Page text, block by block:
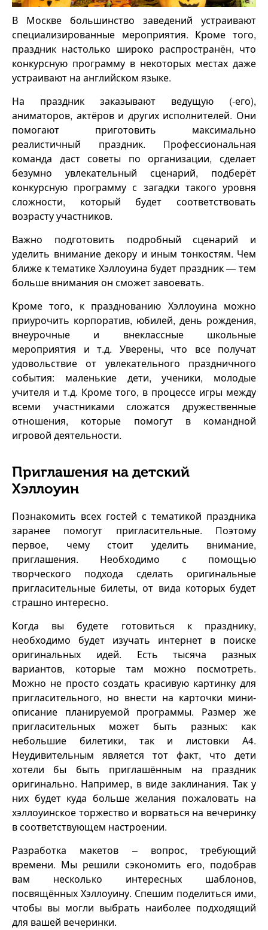
В Москве большинство заведений устраивают
специализированные мероприятия. Кроме того,
праздник настолько широко распространён, что
конкурсную программу в некоторых местах даже
устраивают на английском языке.
На праздник заказывают ведущую (-его),
аниматоров, актёров и других исполнителей. Они
помогают приготовить максимально
реалистичный праздник. Профессиональная
команда даст советы по организации, сделает
безумно увлекательный сценарий, подберёт
конкурсную программу с загадки такого уровня
сложности, который будет соответствовать
возрасту участников.
Важно подготовить подробный сценарий и
уделить внимание декору и иным тонкостям. Чем
ближе к тематике Хэллоуина будет праздник — тем
больше внимания он сможет завоевать.
Кроме того, к празднованию Хэллоуина можно
приурочить корпоратив, юбилей, день рождения,
внеурочные и внеклассные школьные
мероприятия и т.д. Уверены, что все получат
удовольствие от увлекательного праздничного
события: маленькие дети, ученики, молодые
учителя и т.д. Кроме того, в процессе игры между
всеми участниками сложатся дружественные
отношения, которые помогут в командной
игровой деятельности.
Приглашения на детский
Хэллоуин
Познакомить всех гостей с тематикой праздника
заранее помогут пригласительные. Поэтому
первое, чему стоит уделить внимание,
приглашения. Необходимо с помощью
творческого подхода сделать оригинальные
пригласительные билеты, от вида которых будет
страшно интересно.
Когда вы будете готовиться к празднику,
необходимо будет изучать интернет в поиске
оригинальных идей. Есть тысяча разных
вариантов, которые там можно посмотреть.
Можно не просто создать красивую картинку для
пригласительного, но внести на карточки мини-
описание планируемой программы. Размер же
пригласительных может быть разных: как
небольшие билетики, так и листовки А4.
Неудивительным является тот факт, что дети
хотели бы быть приглашённым на праздник
оригинально. Например, в виде заклинания. Так у
них будет куда больше желания пожаловать на
хэллоуинское торжество и ворваться на вечеринку
в соответствующем настроении.
Разработка макетов – вопрос, требующий
времени. Мы решили сэкономить его, подобрав
вам несколько интересных шаблонов,
посвящённых Хэллоуину. Спешим поделиться ими,
чтобы вы могли выбрать наиболее подходящий
для вашей вечеринки.